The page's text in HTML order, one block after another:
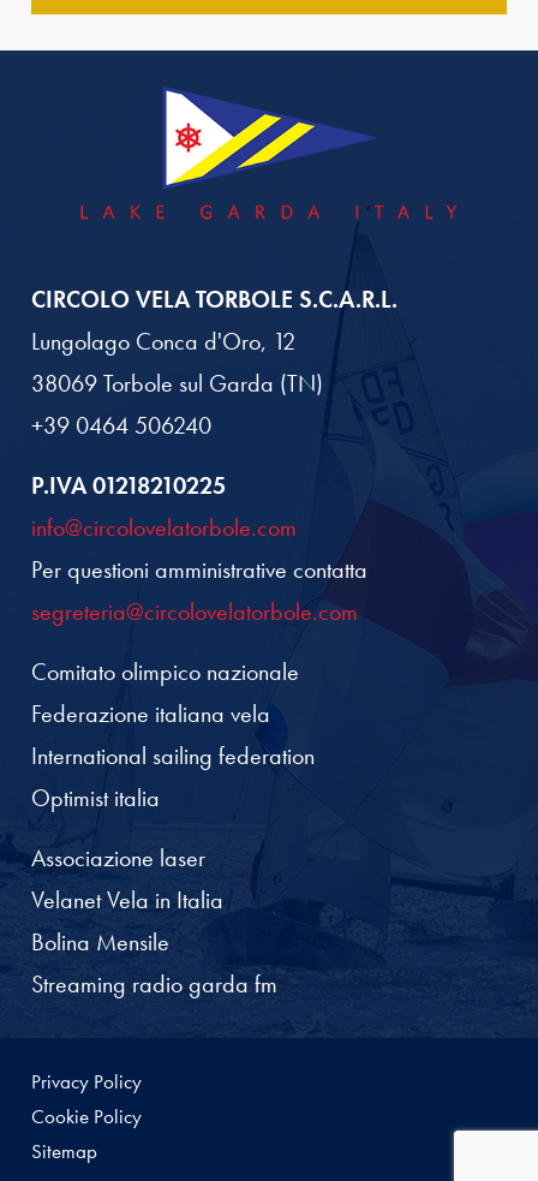
CIRCOLO VELA TORBOLE S.C.A.R.L.
Lungolago Conca d'Oro, 12
38069 Torbole sul Garda (TN)
+39 0464 506240
P.IVA 01218210225
info@circolovelatorbole.com
Per questioni amministrative contatta
segreteria@circolovelatorbole.com
Comitato olimpico nazionale
Federazione italiana vela
International sailing federation
Optimist italia
Associazione laser
Velanet Vela in Italia
Bolina Mensile
Streaming radio garda fm
Privacy Policy
Cookie Policy
Sitemap